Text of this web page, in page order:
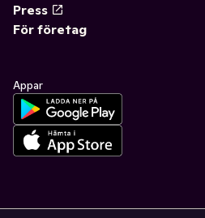
Press
För företag
Appar